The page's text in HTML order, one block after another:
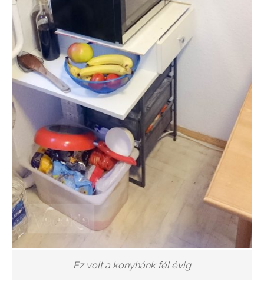
Ez volt a konyhánk fél évig